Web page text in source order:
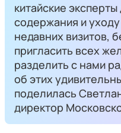
китайские
содержания и
недавних визитов,
пригласить всех
разделить с нами
об этих
поделилась
директор